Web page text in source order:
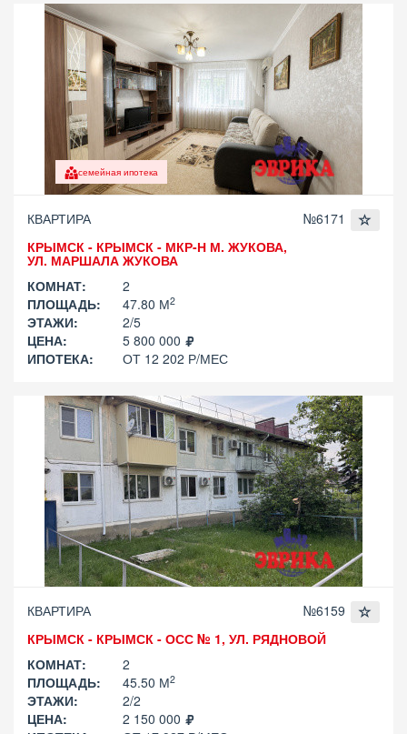
семейная ипотека
КВАРТИРА
№6171
КРЫМСК - КРЫМСК - МКР-Н М. ЖУКОВА,
УЛ. МАРШАЛА ЖУКОВА
КОМНАТ:
2
ПЛОЩАДЬ:
47.80 М2
ЭТАЖИ:
2/5
ЦЕНА:
5 800 000
ИПОТЕКА:
ОТ 12 202 Р/МЕС
КВАРТИРА
№6159
КРЫМСК - КРЫМСК - ОСС № 1, УЛ. РЯДНОВОЙ
КОМНАТ:
2
ПЛОЩАДЬ:
45.50 М2
ЭТАЖИ:
2/2
ЦЕНА:
2 150 000